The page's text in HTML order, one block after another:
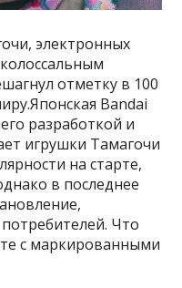
электронных
отметку в 100
Bandai
разработкой и
игрушки Тамагочи
на старте,
в последнее
Что
с маркированными